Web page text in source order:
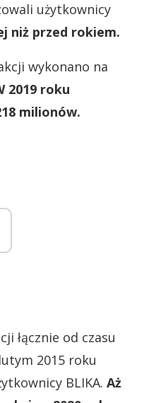
użytkownicy
niż przed rokiem.
wykonano na
2019 roku
milionów.
łącznie od czasu
2015 roku
BLIKA. Aż